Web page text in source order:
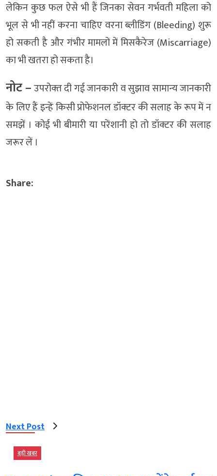
लेकिन कुछ फल ऐसे भी हैं जिनका सेवन गर्भवती महिला को
भूल से भी नहीं करना चाहिए वरना ब्लीडिंग (Bleeding) शुरू
हो सकती है और गंभीर मामलों में मिसकैरेज (Miscarriage)
का भी खतरा हो सकता है।
नोट –उपरोक्‍त दी गई जानकारी व सुझाव सामान्‍य जानकारी
के लिए हैं इन्‍हें किसी प्रोफेशनल डॉक्‍टर की सलाह के रूप में न
समझें । कोई भी बीमारी या परेंशानी हो तो डॉक्‍टर की सलाह
जरूर लें ।
Share:
Next Post
बड़ी खबर